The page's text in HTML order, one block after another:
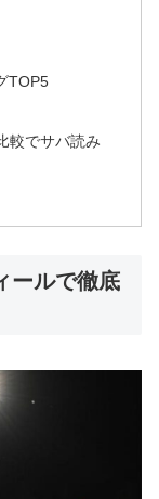
TOP5
較でサバ読み
ールで徹底